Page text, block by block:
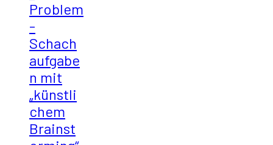
Problem
-
Schach
aufgabe
n mit
„künstli
chem
Brainst